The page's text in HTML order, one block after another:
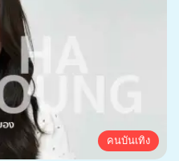
คนบันเทิง